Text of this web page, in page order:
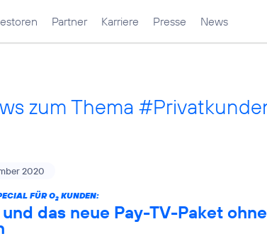
Partner Karriere Presse News
zum Thema
2020
FÜR O2 KUNDEN:
und das neue Pay-TV-Paket